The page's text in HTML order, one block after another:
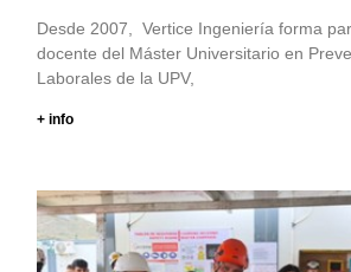
Desde 2007, Vertice Ingeniería forma
docente del Máster Universitario en
Laborales de la UPV,
+ info